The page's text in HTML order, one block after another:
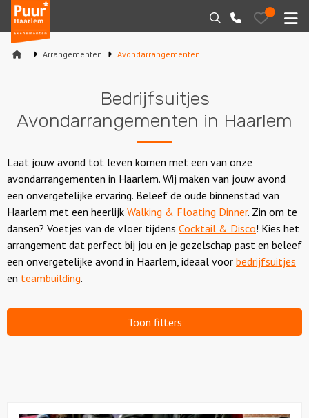
Puur*
Haarlem
bedrijfsuitjes
Zoeken
023-
2210130
Bewaarde
uitjes
Arrangementen
Sport en spel
Workshops
Rondleidingen
Feesten
Over ons
Arrangementen Avondarrangementen
Bedrijfsuitjes
Avondarrangementen in Haarlem
Laat jouw avond tot leven komen met een van onze
avondarrangementen in Haarlem. Wij maken van jouw avond
een onvergetelijke ervaring. Beleef de oude binnenstad van
Haarlem met een heerlijk Walking & Floating Dinner. Zin om te
dansen? Voetjes van de vloer tijdens Cocktail & Disco! Kies het
arrangement dat perfect bij jou en je gezelschap past en beleef
een onvergetelijke avond in Haarlem, ideaal voor bedrijfsuitjes
en teambuilding.
Toon filters
Bekijk